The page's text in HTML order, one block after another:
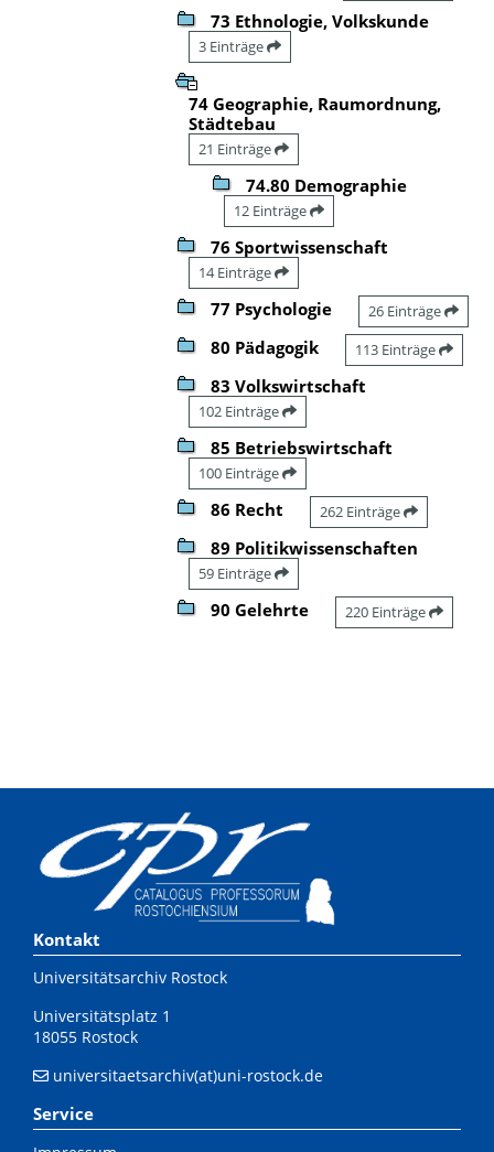
73 Ethnologie, Volkskunde
3 Einträge
74 Geographie, Raumordnung,
Städtebau
21 Einträge
74.80 Demographie
12 Einträge
76 Sportwissenschaft
14 Einträge
77 Psychologie 26 Einträge
80 Pädagogik 113 Einträge
83 Volkswirtschaft
102 Einträge
85 Betriebswirtschaft
100 Einträge
86 Recht 262 Einträge
89 Politikwissenschaften
59 Einträge
90 Gelehrte 220 Einträge
Kontakt
Universitätsarchiv Rostock
Universitätsplatz 1
18055 Rostock
universitaetsarchiv(at)uni-rostock.de
Service